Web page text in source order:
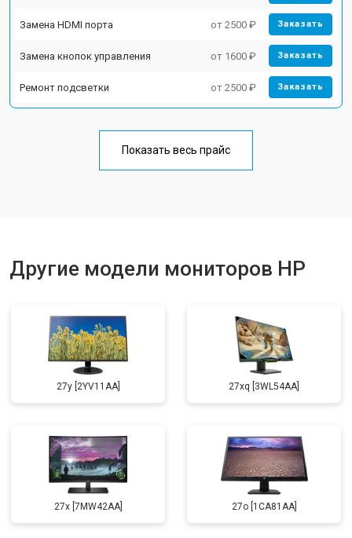
Замена HDMI порта от 2500 ₽ Заказать
Замена кнопок управления от 1600 ₽ Заказать
Ремонт подсветки от 2500 ₽ Заказать
Показать весь прайс
Другие модели мониторов HP
27y [2YV11AA] 27xq [3WL54AA]
27x [7MW42AA] 27o [1CA81AA]